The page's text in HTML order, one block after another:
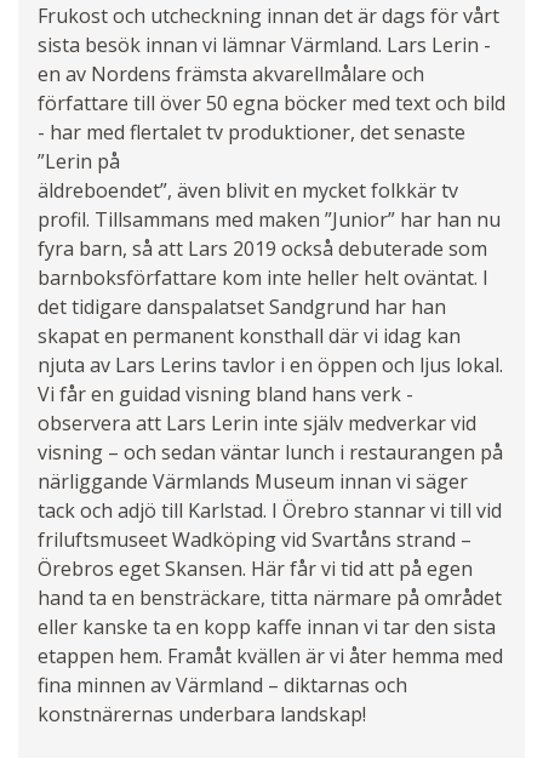
Frukost och utcheckning innan det är dags för vårt
sista besök innan vi lämnar Värmland. Lars Lerin -
en av Nordens främsta akvarellmålare och
författare till över 50 egna böcker med text och bild
- har med flertalet tv produktioner, det senaste
”Lerin på
äldreboendet”, även blivit en mycket folkkär tv
profil. Tillsammans med maken ”Junior” har han nu
fyra barn, så att Lars 2019 också debuterade som
barnboksförfattare kom inte heller helt oväntat. I
det tidigare danspalatset Sandgrund har han
skapat en permanent konsthall där vi idag kan
njuta av Lars Lerins tavlor i en öppen och ljus lokal.
Vi får en guidad visning bland hans verk -
observera att Lars Lerin inte själv medverkar vid
visning – och sedan väntar lunch i restaurangen på
närliggande Värmlands Museum innan vi säger
tack och adjö till Karlstad. I Örebro stannar vi till vid
friluftsmuseet Wadköping vid Svartåns strand –
Örebros eget Skansen. Här får vi tid att på egen
hand ta en bensträckare, titta närmare på området
eller kanske ta en kopp kaffe innan vi tar den sista
etappen hem. Framåt kvällen är vi åter hemma med
fina minnen av Värmland – diktarnas och
konstnärernas underbara landskap!